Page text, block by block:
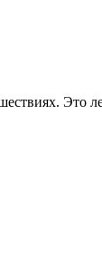
Это